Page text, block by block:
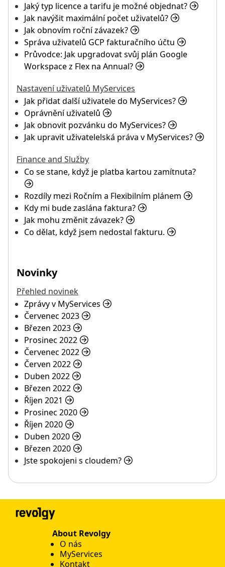
Jaký typ licence a tarifu je možné objednat?
Jak navýšit maximální počet uživatelů?
Jak obnovím roční závazek?
Správa uživatelů GCP fakturačního účtu
Průvodce: Jak upgradovat svůj plán Google
Workspace z Flex na Annual?
Nastavení uživatelů MyServices
Jak přidat další uživatele do MyServices?
Oprávnění uživatelů
Jak obnovit pozvánku do MyServices?
Jak upravit uživatelelská práva v MyServices?
Finance and Služby
Co se stane, když je platba kartou zamítnuta?
Rozdíly mezi Ročním a Flexibilním plánem
Kdy mi bude zaslána faktura?
Jak mohu změnit závazek?
Co dělat, když jsem nedostal fakturu.
Novinky
Přehled novinek
Zprávy v MyServices
Červenec 2023
Březen 2023
Prosinec 2022
Červenec 2022
Červen 2022
Duben 2022
Březen 2022
Říjen 2021
Prosinec 2020
Říjen 2020
Duben 2020
Březen 2020
Jste spokojeni s cloudem?
About Revolgy
O nás
MyServices
Kontakt